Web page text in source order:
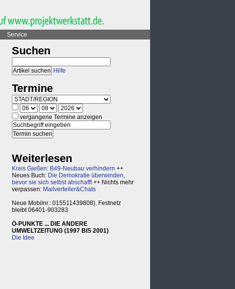
Service
Suchen
Hilfe
Termine
vergangene Termine anzeigen
Weiterlesen
Kreis Gießen: B49-Neubau verhindern ++
Neues Buch: Die Demokratie überwinden,
bevor sie sich selbst abschafft++ Nichts mehr
verpassen: Mailverteiler&Chats
Neue Mobilnr.: 015511439808), Festnetz
bleibt 06401-903283
Ö-PUNKTE ... DIE ANDERE
UMWELTZEITUNG (1997 BIS 2001)
Die Idee